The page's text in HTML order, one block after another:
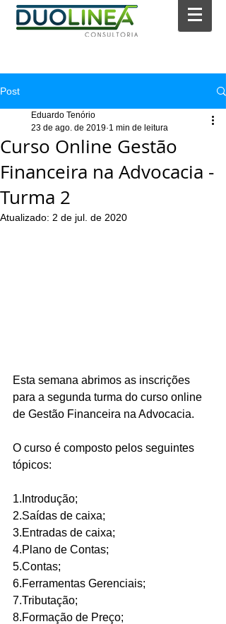
Post
Curso Online Gestão
Financeira na Advocacia -
Turma 2
Eduardo Tenório
23 de ago. de 2019 1 min de leitura
Atualizado: 2 de jul. de 2020
Esta semana abrimos as inscrições
para a segunda turma do curso online
de Gestão Financeira na Advocacia.
O curso é composto pelos seguintes
tópicos:
1.Introdução;
2.Saídas de caixa;
3.Entradas de caixa;
4.Plano de Contas;
5.Contas;
6.Ferramentas Gerenciais;
7.Tributação;
8.Formação de Preço;